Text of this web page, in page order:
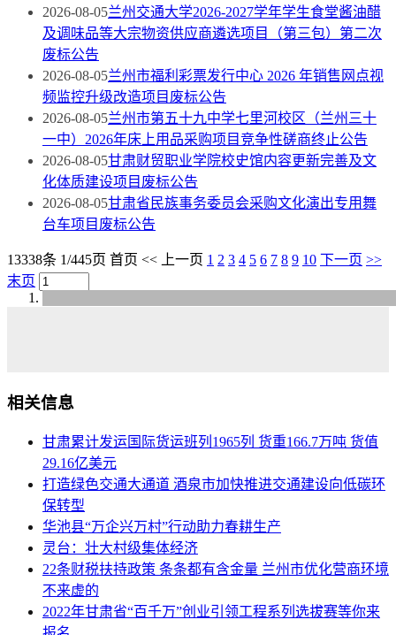
2026-08-05兰州交通大学2026-2027学年学生食堂酱油醋
及调味品等大宗物资供应商遴选项目（第三包）第二次
废标公告
2026-08-05兰州市福利彩票发行中心 2026 年销售网点视
频监控升级改造项目废标公告
2026-08-05兰州市第五十九中学七里河校区（兰州三十
一中）2026年床上用品采购项目竞争性磋商终止公告
2026-08-05甘肃财贸职业学院校史馆内容更新完善及文
化体质建设项目废标公告
2026-08-05甘肃省民族事务委员会采购文化演出专用舞
台车项目废标公告
13338条 1/445页 首页 << 上一页 1 2 3 4 5 6 7 8 9 10 下一页 >>
末页
相关信息
甘肃累计发运国际货运班列1965列 货重166.7万吨 货值
29.16亿美元
打造绿色交通大通道 酒泉市加快推进交通建设向低碳环
保转型
华池县“万企兴万村”行动助力春耕生产
灵台：壮大村级集体经济
22条财税扶持政策 条条都有含金量 兰州市优化营商环境
不来虚的
2022年甘肃省“百千万”创业引领工程系列选拔赛等你来